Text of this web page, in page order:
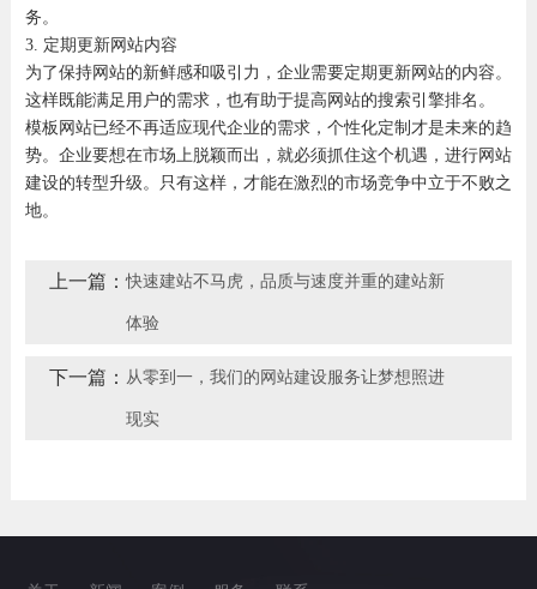
务。
3. 定期更新网站内容
为了保持网站的新鲜感和吸引力，企业需要定期更新网站的内容。
这样既能满足用户的需求，也有助于提高网站的搜索引擎排名。
模板网站已经不再适应现代企业的需求，个性化定制才是未来的趋
势。企业要想在市场上脱颖而出，就必须抓住这个机遇，进行网站
建设的转型升级。只有这样，才能在激烈的市场竞争中立于不败之
地。
上一篇：快速建站不马虎，品质与速度并重的建站新
体验
下一篇： 从零到一，我们的网站建设服务让梦想照进
现实